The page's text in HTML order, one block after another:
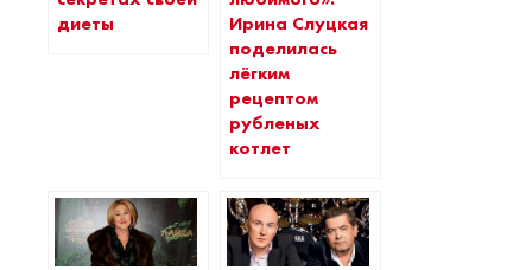
диеты
Ирина Слуцкая
поделилась
лёгким
рецептом
рубленых
котлет